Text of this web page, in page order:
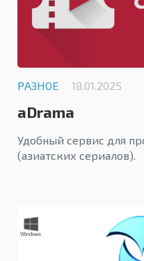
РАЗНОЕ 18.01.2025
aDrama
Удобный сервис для
(азиатских сериалов).